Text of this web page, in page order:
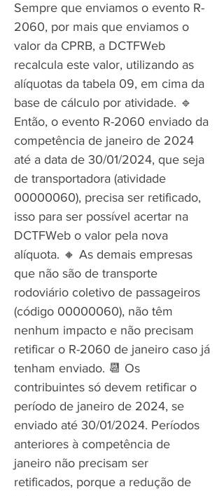
Sempre que enviamos o evento R-
2060, por mais que enviamos o
valor da CPRB, a DCTFWeb
recalcula este valor, utilizando as
alíquotas da tabela 09, em cima da
base de cálculo por atividade. 🔹
Então, o evento R-2060 enviado da
competência de janeiro de 2024
até a data de 30/01/2024, que seja
de transportadora (atividade
00000060), precisa ser retificado,
isso para ser possível acertar na
DCTFWeb o valor pela nova
alíquota. 🔸 As demais empresas
que não são de transporte
rodoviário coletivo de passageiros
(código 00000060), não têm
nenhum impacto e não precisam
retificar o R-2060 de janeiro caso já
tenham enviado. 📆 Os
contribuintes só devem retificar o
período de janeiro de 2024, se
enviado até 30/01/2024. Períodos
anteriores à competência de
janeiro não precisam ser
retificados, porque a redução de